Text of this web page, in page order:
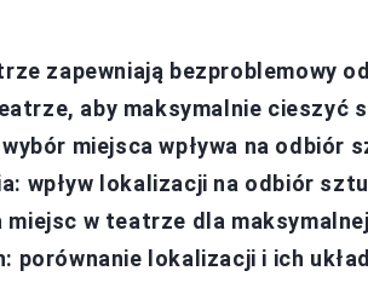
zapewniają bezproblemowy
aby maksymalnie cieszyć
miejsca wpływa na odbiór
wpływ lokalizacji na odbiór
miejsc w teatrze dla
porównanie lokalizacji i ich